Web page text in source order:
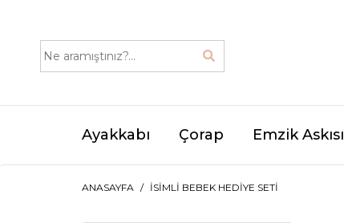
Ayakkabı Çorap Emzik Askısı
ANASAYFA İSIMLI BEBEK HEDIYE SETI